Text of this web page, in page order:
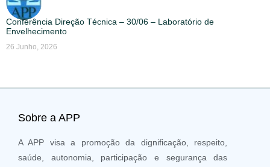
Conferência Direção Técnica – 30/06 – Laboratório de
Envelhecimento
26 Junho, 2026
Sobre a APP
A APP visa a promoção da dignificação, respeito,
saúde, autonomia, participação e segurança das